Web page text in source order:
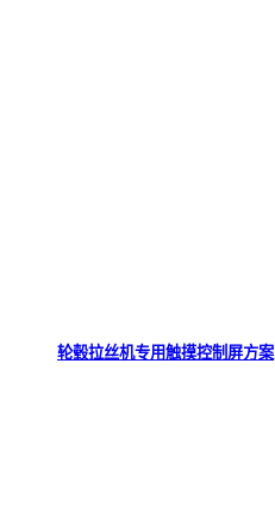
轮毂拉丝机专用触摸控制屏方案